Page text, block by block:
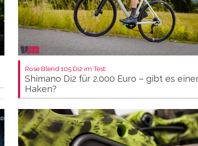
Rose Blend 105 Di2 im Test:
Shimano Di2 für 2.000 Euro – gibt es
Haken?